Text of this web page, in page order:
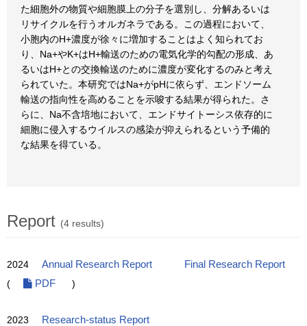
た細胞外の物質や細胞膜上の分子を選別し、分解あるいは
リサイクルを行うオルガネラである。この過程において、
小胞内のH+濃度が徐々に増加することはよく知られてお
り、Na+やK+はH+輸送のための電気化学的勾配の形成、あ
るいはH+との交換輸送のために濃度が変化するのみと考え
られていた。本研究ではNa+がpHに依らず、エンドソーム
輸送の指向性を高めることを示唆する結果が得られた。さ
らに、Na不含培地において、エンドサイトーシス依存的に
細胞に侵入するウイルスの感染が抑えられるという予備的
な結果を得ている。
Report (4 results)
2024 Annual Research Report
Final Research Report
(
PDF )
2023 Research-status Report